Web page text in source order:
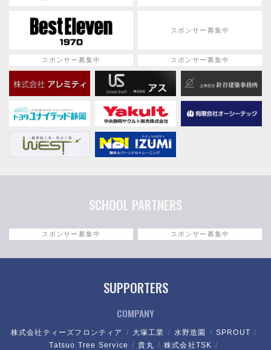
スポンサー募集中
スポンサー募集中 スポンサー募集中
SCHOOL PARTNERS
スポンサー募集中 スポンサー募集中
SUPPORTERS
COMPANY
株式会社ティーズフロンティア 大塚工業 水野造園
SPROUT
Tatsuo Tree Service
貴丸
株式会社TSK